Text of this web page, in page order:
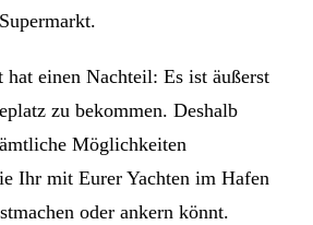
einen Nachteil: Es ist äußerst
zu bekommen. Deshalb
Möglichkeiten
Ihr mit Eurer Yachten im Hafen
oder ankern könnt.